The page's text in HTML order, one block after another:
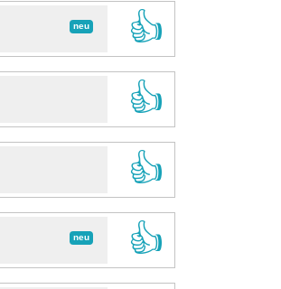
neu
👍
👍
👍
neu
👍